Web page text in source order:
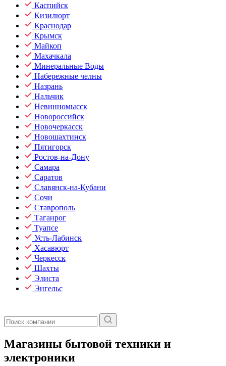
Каспийск
Кизилюрт
Краснодар
Крымск
Майкоп
Махачкала
Минеральные Воды
Набережные челны
Назрань
Нальчик
Невинномысск
Новороссийск
Новочеркасск
Новошахтинск
Пятигорск
Ростов-на-Дону
Самара
Саратов
Славянск-на-Кубани
Сочи
Ставрополь
Таганрог
Туапсе
Усть-Лабинск
Хасавюрт
Черкесск
Шахты
Элиста
Энгельс
Магазины бытовой техники и
электроники